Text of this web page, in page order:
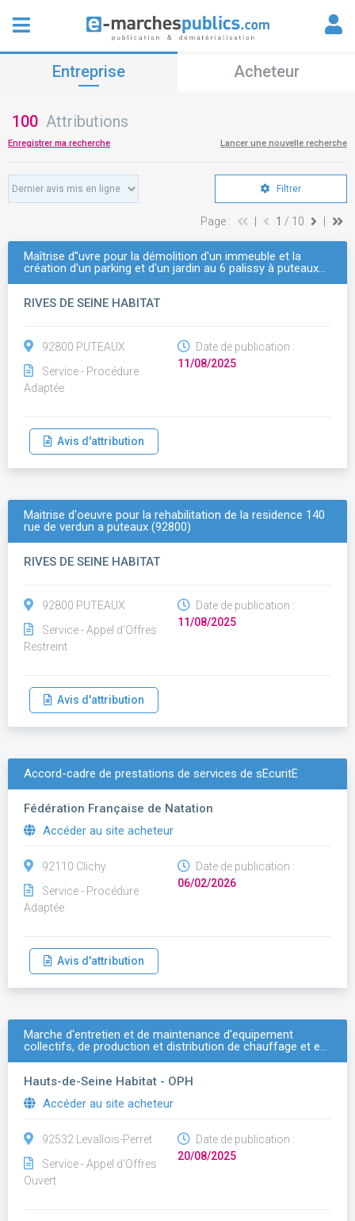
Entreprise Acheteur
100 Attributions
Enregistrer ma recherche Lancer une nouvelle recherche
Filtrer
Page : 1 / 10
Maîtrise d''uvre pour la démolition d'un immeuble et la
création d'un parking et d'un jardin au 6 palissy à puteaux…
RIVES DE SEINE HABITAT
92800 PUTEAUX
Service - Procédure
Adaptée
Date de publication :
11/08/2025
Avis d'attribution
Maitrise d'oeuvre pour la rehabilitation de la residence 140
rue de verdun a puteaux (92800)
RIVES DE SEINE HABITAT
92800 PUTEAUX
Service - Appel d'Offres
Restreint
Date de publication :
11/08/2025
Avis d'attribution
Accord-cadre de prestations de services de sÉcuritÉ
Fédération Française de Natation
Accéder au site acheteur
92110 Clichy
Service - Procédure
Adaptée
Date de publication :
06/02/2026
Avis d'attribution
Marche d'entretien et de maintenance d'equipement
collectifs, de production et distribution de chauffage et e…
Hauts-de-Seine Habitat - OPH
Accéder au site acheteur
92532 Levallois-Perret
Service - Appel d'Offres
Ouvert
Date de publication :
20/08/2025